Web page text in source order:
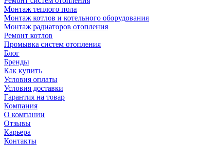
Монтаж теплого пола
Монтаж котлов и котельного оборудования
Монтаж радиаторов отопления
Ремонт котлов
Промывка систем отопления
Блог
Бренды
Как купить
Условия оплаты
Условия доставки
Гарантия на товар
Компания
О компании
Отзывы
Карьера
Контакты